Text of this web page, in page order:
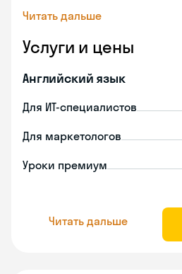
Читать дальше
Услуги и цены
Английский язык
Для ИТ-специалистов
Для маркетологов
Уроки премиум
Читать дальше